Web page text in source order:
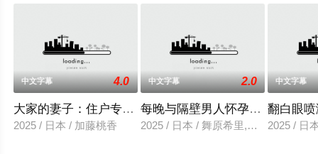
中文字幕 4.0
大家的妻子：住户专用洞口
2025 / 日本 / 加藤桃香
中文字幕 2.0
每晚与隔壁男人怀孕性爱
2025 / 日本 / 舞原希里,佐川金二
中文字幕
翻白眼
2025 / 日